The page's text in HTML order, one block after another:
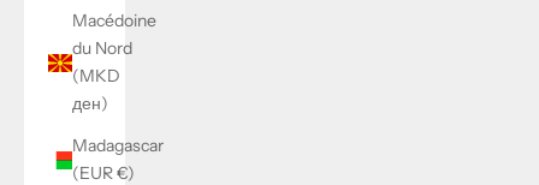
Macédoine
du Nord
(MKD
ден)
Madagascar
(EUR €)